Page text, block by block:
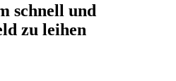
schnell und
zu leihen